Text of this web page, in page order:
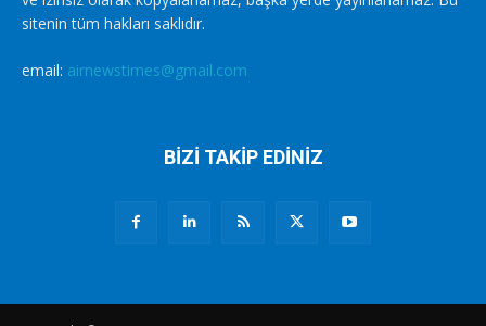
sitenin tüm hakları saklıdır.
email: airnewstimes@gmail.com
BİZİ TAKİP EDİNİZ